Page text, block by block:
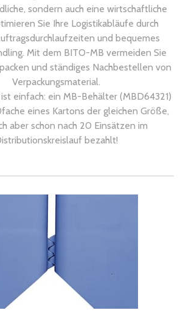
sondern auch eine wirtschaftliche
Sie Ihre Logistikabläufe durch
und bequemes
Mit dem BITO-MB vermeiden Sie
und ständiges Nachbestellen von
Verpackungsmaterial.
einfach: ein MB-Behälter (MBD64321)
eines Kartons der gleichen Größe,
aber schon nach 20 Einsätzen im
bezahlt!